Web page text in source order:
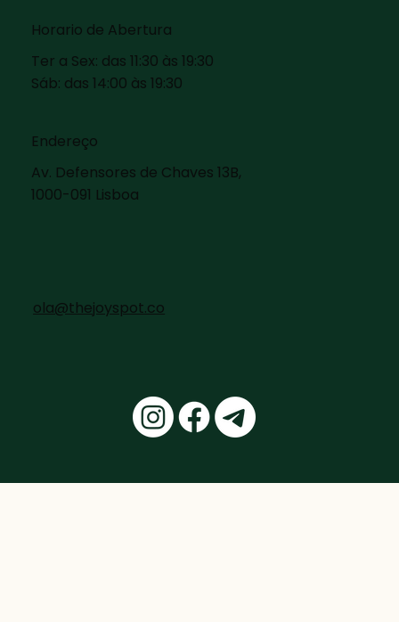
Horario de Abertura
Ter a Sex: das 11:30 às 19:30
Sáb: das 14:00 às 19:30
Endereço
Av. Defensores de Chaves 13B,
1000-091 Lisboa
ola@thejoyspot.co